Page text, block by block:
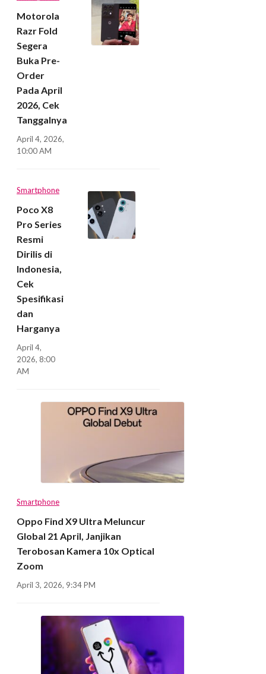
Motorola
Razr Fold
Segera
Buka Pre-
Order
Pada April
2026, Cek
Tanggalnya
April 4, 2026,
10:00 AM
Smartphone
Poco X8
Pro Series
Resmi
Dirilis di
Indonesia,
Cek
Spesifikasi
dan
Harganya
April 4,
2026, 8:00
AM
Smartphone
Oppo Find X9 Ultra Meluncur
Global 21 April, Janjikan
Terobosan Kamera 10x Optical
Zoom
April 3, 2026, 9:34 PM